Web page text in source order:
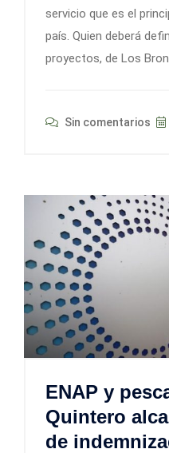
servicio que es el
país. Quien deberá
proyectos, de Los
Sin comentarios
ENAP y
Quintero
de